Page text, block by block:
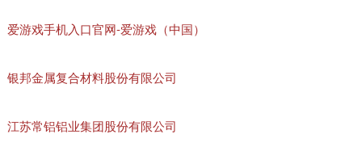
爱游戏手机入口官网-爱游戏（中国）
银邦金属复合材料股份有限公司
江苏常铝铝业集团股份有限公司